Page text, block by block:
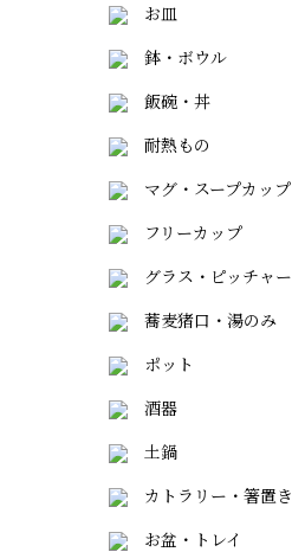
お皿
鉢・ボウル
飯碗・丼
耐熱もの
マグ・スープカップ
フリーカップ
グラス・ピッチャー
蕎麦猪口・湯のみ
ポット
酒器
土鍋
カトラリー・箸置き
お盆・トレイ